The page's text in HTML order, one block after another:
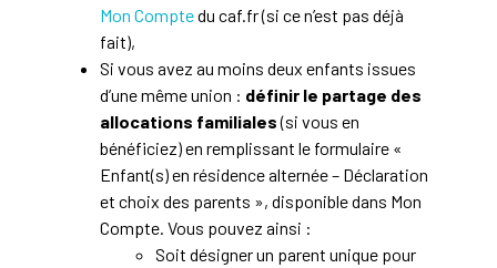
Mon Comptedu caf.fr (si ce n’est pas déjà
fait),
Si vous avez au moins deux enfants issues
d’une même union : définir le partage des
allocations familiales(si vous en
bénéficiez) en remplissant le formulaire «
Enfant(s) en résidence alternée – Déclaration
et choix des parents », disponible dans Mon
Compte. Vous pouvez ainsi :
Soit désigner un parent unique pour